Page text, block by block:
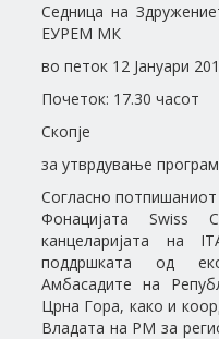
Седница на
ЕУРЕМ МК
во петок 12 Јануари
Почеток: 17.30 часот
Скопје
за утврдување
Согласно
Фонацијата Swiss
канцеларијата на
поддршката од
Амбасадите на
Црна Гора, како и
Владата на РМ за